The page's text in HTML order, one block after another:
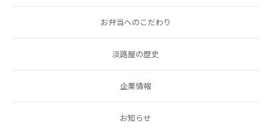
お弁当へのこだわり
淡路屋の歴史
企業情報
お知らせ